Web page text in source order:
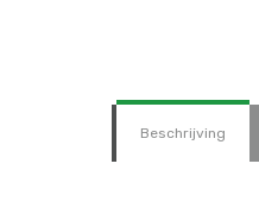
Beschrijving